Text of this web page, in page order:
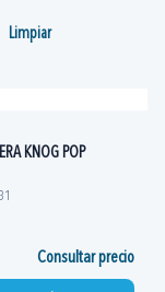
Limpiar
KNOG POP
Consultar precio